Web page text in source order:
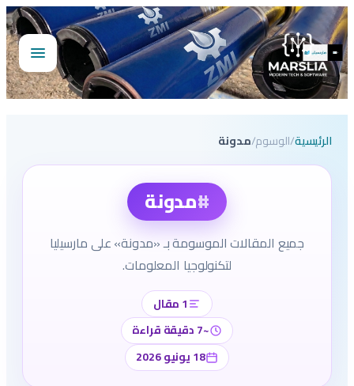
تخطى
إلى
المحتوى فتح
الرئيسية/الوسوم/مدونة
#مدونة
جميع المقالات الموسومة بـ «مدونة» على مارسيليا
لتكنولوجيا المعلومات.
1 مقال
~7 دقيقة قراءة
18 يونيو 2026